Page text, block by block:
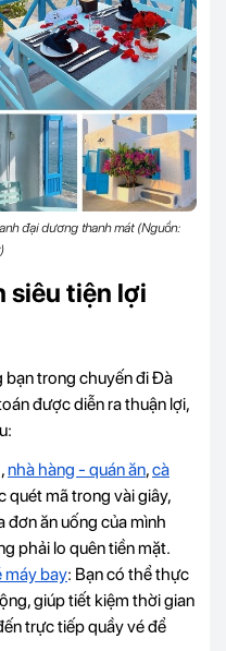
đại dương thanh mát (Nguồn:
siêu tiện lợi
bạn trong chuyến đi Đà
được diễn ra thuận lợi,
nhà hàng - quán ăn,cà
quét mã trong vài giây,
đơn ăn uống của mình
phải lo quên tiền mặt.
máy bay: Bạn có thể thực
giúp tiết kiệm thời gian
trực tiếp quầy vé để